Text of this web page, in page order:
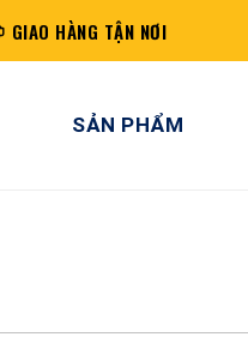
GIAO HÀNG TẬN NƠI
SẢN PHẨM